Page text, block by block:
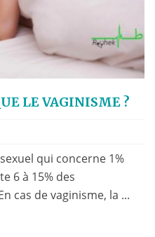
LE VAGINISME ?
qui concerne 1%
6 à 15% des
cas de vaginisme, la ...